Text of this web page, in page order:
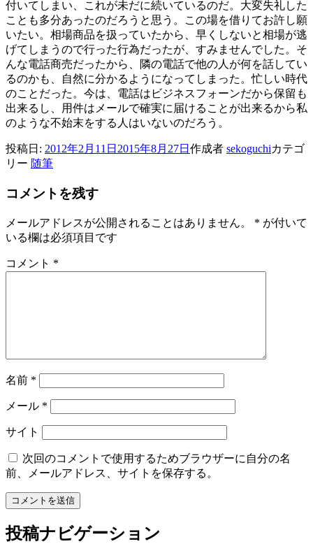
付いてしまい、これが未だに続いているのだ。大変失礼した
ことも多分あったのだろうと思う。この場を借りてお許し願
いたい。相場商品を扱っていたから、早くしないと相場が逃
げてしまうので行った行為だったが、すみませんでした。そ
んな電話商売だったから、隣の電話で他の人が何を話してい
るのかも、自然に分かるようになってしまった。忙しい時代
のことだった。今は、電話はビジネスフォーンだから保留も
出来るし、用件はメールで確実に届けることが出来るから私
のような不始末をする人はいないのだろう。
投稿日: 2012年2月11日 2015年8月27日 作成者 sekoguchiカテゴ
リー 随筆
コメントを残す
メールアドレスが公開されることはありません。 * が付いて
いる欄は必須項目です
コメント *
名前 *
メール *
サイト
次回のコメントで使用するためブラウザーに自分の名
前、メールアドレス、サイトを保存する。
投稿ナビゲーション